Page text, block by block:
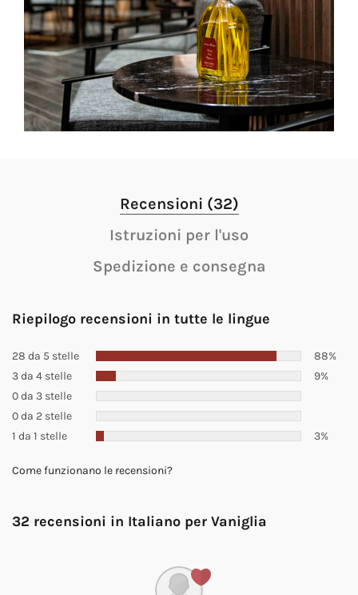
Recensioni (32)
Istruzioni per l'uso
Spedizione e consegna
Riepilogo recensioni in tutte le lingue
28 da 5 stelle
88%
3 da 4 stelle
9%
0 da 3 stelle
0 da 2 stelle
1 da 1 stelle
3%
Come funzionano le recensioni?
32 recensioni in Italiano per Vaniglia